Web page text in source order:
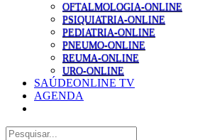
OFTALMOLOGIA-ONLINE
PSIQUIATRIA-ONLINE
PEDIATRIA-ONLINE
PNEUMO-ONLINE
REUMA-ONLINE
URO-ONLINE
SAÚDEONLINE TV
AGENDA
Pesquisar